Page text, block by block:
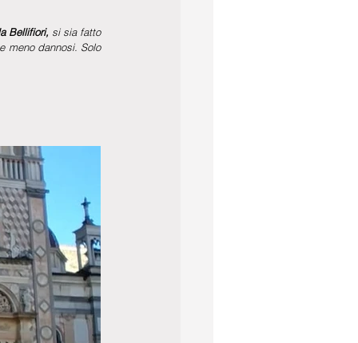
Bellifiori, si sia fatto
meno dannosi. Solo